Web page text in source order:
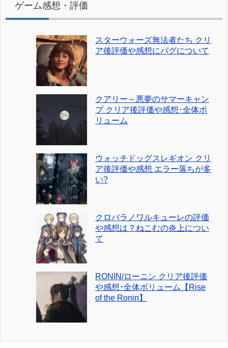
ゲーム感想・評価
スターウォーズ無法者たち クリ
ア後評価や感想にバグについて
クアリー～悪夢のサマーキャン
プ クリア後評価や感想･全体ボ
リューム
ウォッチドッグスレギオン クリ
ア後評価や感想 エラー落ちが多
い?
クロバラノワルキューレの評価
や感想は？ねこむの炎上につい
て
RONIN/ローニン クリア後評価
や感想･全体ボリューム【Rise
of the Ronin】